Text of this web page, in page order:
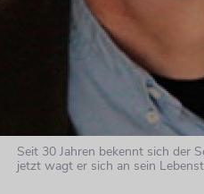
Seit 30 Jahren bekennt sich der
jetzt wagt er sich an sein